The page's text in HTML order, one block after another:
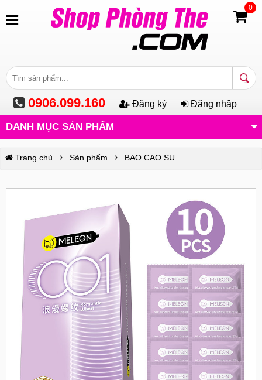
0906.099.160 Đăng ký Đăng nhập
0
DANH MỤC SẢN PHẨM
Trang chủ Sản phẩm BAO CAO SU